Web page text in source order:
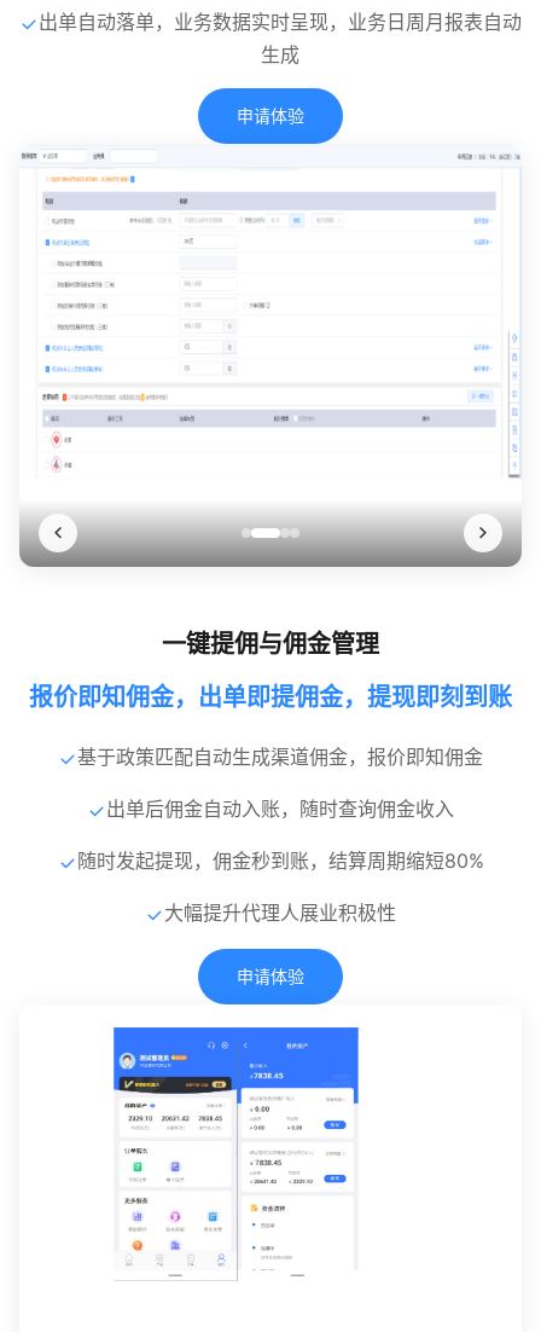
出单自动落单，业务数据实时呈现，业务日周月报表自动
生成
申请体验
一键提佣与佣金管理
报价即知佣金，出单即提佣金，提现即刻到账
基于政策匹配自动生成渠道佣金，报价即知佣金
出单后佣金自动入账，随时查询佣金收入
随时发起提现，佣金秒到账，结算周期缩短80%
大幅提升代理人展业积极性
申请体验